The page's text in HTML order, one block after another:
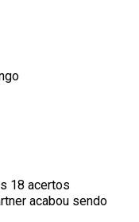
18 acertos
acabou sendo